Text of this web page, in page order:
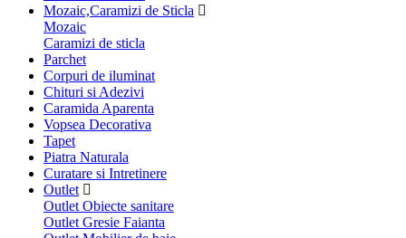
Mozaic,Caramizi de Sticla
Mozaic
Caramizi de sticla
Parchet
Corpuri de iluminat
Chituri si Adezivi
Caramida Aparenta
Vopsea Decorativa
Tapet
Piatra Naturala
Curatare si Intretinere
Outlet
Outlet Obiecte sanitare
Outlet Gresie Faianta